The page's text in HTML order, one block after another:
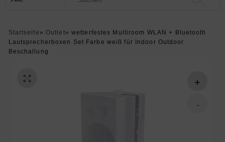
Startseite » Outlet» wetterfestes Multiroom WLAN + Bluetooth
Lautsprecherboxen Set Farbe weiß für Indoor Outdoor
Beschallung